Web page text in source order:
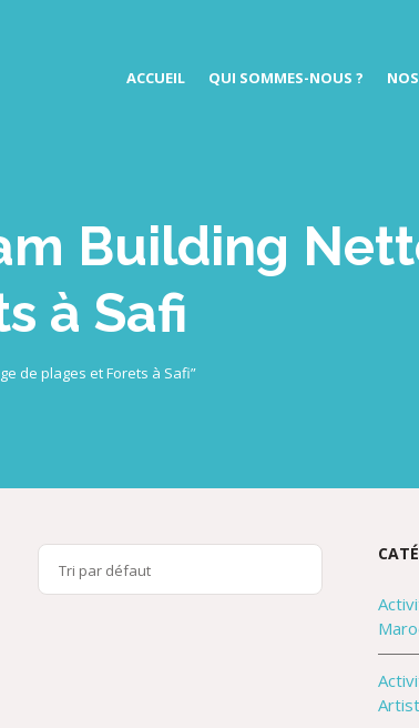
ACCUEIL QUI SOMMES-NOUS ?
Building
à Safi
de plages et Forets à Safi”